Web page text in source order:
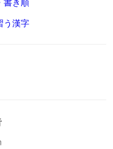
う漢字